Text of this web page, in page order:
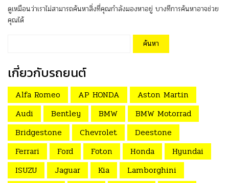
ดูเหมือนว่าเราไม่สามารถค้นหาสิ่งที่คุณกำลังมองหาอยู่ บางทีการค้นหาอาจช่วย
คุณได้
เกี่ยวกับรถยนต์
Alfa Romeo AP HONDA
Aston Martin
Audi
Bentley BMW
BMW Motorrad
Bridgestone
Chevrolet
Deestone
Ferrari
Ford Foton Honda
Hyundai
ISUZU
Jaguar Kia
Lamborghini